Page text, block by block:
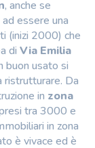
, anche se
essere una
(inizi 2000) che
di Via Emilia
buon usato si
Da
in zona
tra 3000 e
in zona
è vivace ed è